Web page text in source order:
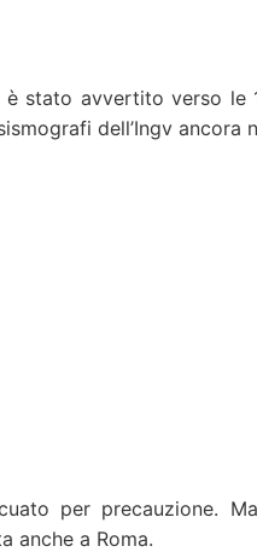
stato avvertito verso le
dell’Ingv ancora
per precauzione.
anche a Roma.